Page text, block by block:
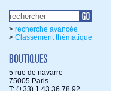
> recherche avancée
> Classement thématique
5 rue de navarre
75005 Paris
T: (+33) 1 43 36 78 92